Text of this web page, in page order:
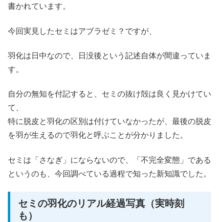
書かれています。
今回実見したセミはアブラゼミ？ですが、
羽化は日中なので、日没後という記述自体が間違っていま
す。
自分の無知を付記すると、セミの抜け殻は良く見かけてい
て、
特に脱皮と羽化の区別は付けていなかったが、最後の脱皮
を羽が生えるので羽化と呼ぶことが分かりました。
セミは「さなぎ」にならないので、「不完全変態」である
というのも、今回調べている過程で知った新知識でした。
セミの羽化のリアル経過写真（実時刻
も）